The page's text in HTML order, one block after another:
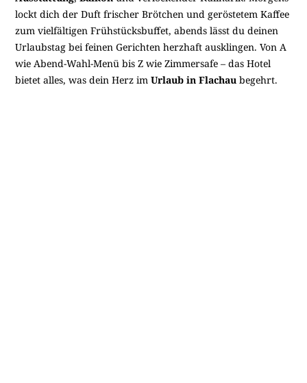
lockt dich der Duft frischer Brötchen und geröstetem Kaffee
zum vielfältigen Frühstücksbuffet, abends lässt du deinen
Urlaubstag bei feinen Gerichten herzhaft ausklingen. Von A
wie Abend-Wahl-Menü bis Z wie Zimmersafe – das Hotel
bietet alles, was dein Herz imUrlaub in Flachau begehrt.